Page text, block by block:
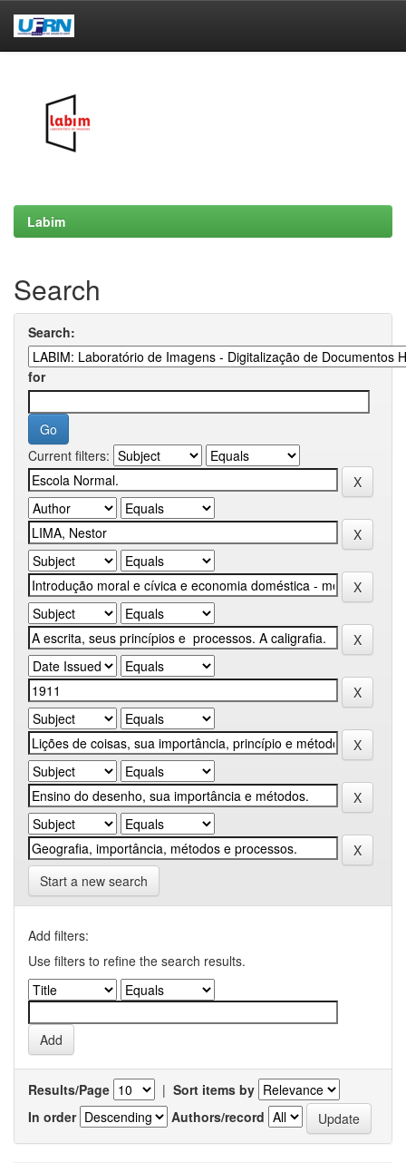
Labim
Search
Search:
for
Current filters:
Start a new search
Add filters:
Use filters to refine the search results.
Results/Page | Sort items by
In order
Authors/record